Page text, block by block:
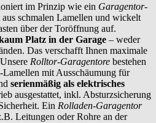
im Prinzip wie ein Garagentor-
schmalen Lamellen und wickelt
über der Toröffnung auf.
Platz in der Garage – weder
Das verschafft Ihnen maximale
Rolltor-Garagentore bestehen
mit Ausschäumung für
serienmäßig als elektrisches
ausgestattet, inkl. Absturzsicherung
Ein Rolladen-Garagentor
Leitungen oder Rohre an der